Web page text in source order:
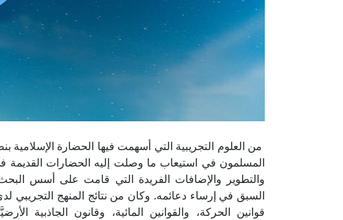
من العلوم التجريبية التي أسهمت فيها الحضارة الإسلامية
المسلمون في استيعاب ما وصلت إليه الحضارات القديمة
والتطوير والإضافات الفريدة التي قامت على أسس
السبق في إرساء دعائمه. وكان من نتائج المنهج
قوانين الحركة، والقوانين المائية، وقانون الجاذبية